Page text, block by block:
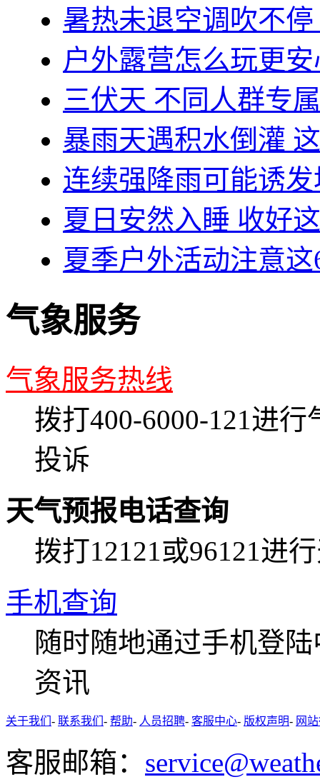
暑热未退空调吹不
户外露营怎么玩更
三伏天 不同人群专
暴雨天遇积水倒灌
连续强降雨可能诱
夏日安然入睡 收好
夏季户外活动注意
气象服务
气象服务热线
拨打400-6000-121进
投诉
天气预报电话查询
拨打12121或96121进
手机查询
随时随地通过手机登
资讯
关于我们 - 联系我们 - 帮助- 人员招聘- 客服中心- 版权声明- 网
客服邮箱：